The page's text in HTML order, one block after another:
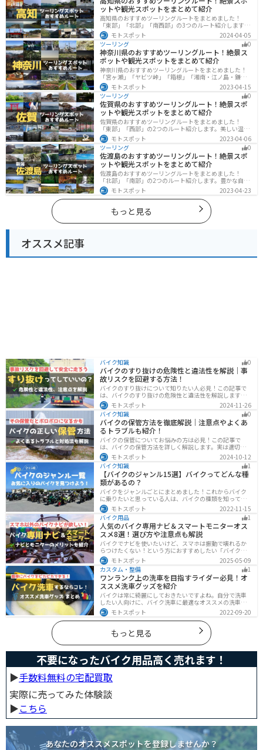
ットや観光スポットをまとめて紹介
高知県のおすすめツーリングルートをまとめました！
「東部」「北部」「南西部」の3つのルート紹介します。
山と海どちらも楽しめるスポットが多数あり、様々な楽
しみ方ができます。バイクで高知県にツーリングに行く
際は参考にしてください。
モトスポット
2024-04-05
ツーリング
0
神奈川県のおすすめツーリングルート！絶景ス
ポットや観光スポットをまとめて紹介
神奈川県のおすすめツーリングルートをまとめました！
「宮ヶ瀬」「ヤビツ峠」「箱根」「湘南・江ノ島・鎌
倉」「三浦」「みなとみらい」の6つのルート紹介しま
す。自然豊かなスポット、歴史ある観光名所、都市部で
楽しめるツーリングスポットまで多数あります。バイク
で神奈川県にツーリングに行く際は参考にしてくださ
い。
モトスポット
2023-04-15
ツーリング
0
佐賀県のおすすめツーリングルート！絶景スポ
ットや観光スポットをまとめて紹介
佐賀県のおすすめツーリングルートをまとめました！
「東部」「西部」の2つのルート紹介します。美しい温泉
地や古墳群、歴史ある城や神社仏閣など、バイクツーリ
ングに適したスポットが多数存在し、様々な楽しみ方が
できます。バイクで佐賀県にツーリングに行く際は参考
にしてください。
モトスポット
2023-04-06
ツーリング
0
佐渡島のおすすめツーリングルート！絶景スポ
ットや観光スポットをまとめて紹介
佐渡島のおすすめツーリングルートをまとめました！
「北部」「南部」の2つのルート紹介します。豊かな自然
と歴史的なスポット、トキなどの貴重な動物を見られる
スポットが多数あります。バイクで佐渡島にツーリング
に行く際は参考にしてください。
モトスポット 2023-04-23
もっと見る
オススメ記事
バイク知識 0
バイクのすり抜けの危険性と違法性を解説｜事
故リスクを回避する方法！
バイクのすり抜けについて知りたい人必見！この記事で
は、バイクのすり抜けの危険性と違法性を解説します。
実は、すり抜けによる事故のリスクは想像以上に高いで
す。記事を参考にすり抜けのリスクを理解し、安全運転
に努めましょう。
モトスポット
2024-11-26
バイク知識
0
バイクの保管方法を徹底解説｜注意点やよくあ
るトラブルも紹介！
バイクの保管についてお悩みの方は必見！この記事で
は、バイクの保管方法を詳しく解説します。実は適切に
保管しなければ、バイクの状態を悪化させる恐れがあり
ます。記事を参考にすれば、バイクを状態良く長持ちさ
せることが可能です。
モトスポット
2024-10-12
バイク知識
1
【バイクのジャンル15選】バイクってどんな種
類があるの？
バイクをジャンルごとにまとめました！これからバイク
に乗りたいと思っている人は、バイクの種類を知って気
になる1台を見つけましょう。特徴やメリットデメリット
なども記載しているので、デザインだけでなく性能から
もバイクを探せるようになると失敗しないバイク選びば
できるようになります。
モトスポット
2022-11-15
バイク用品
1
人気のバイク専用ナビ＆スマートモニターオス
スメ8選！選び方や注意点も解説
バイクでナビを使いたいけど、スマホは振動で壊れるか
らつけたくない！という方におすすめしたい「バイク専
用ナビ」と「スマートモニター」をまとめてご紹介しま
す。専用ナビなら耐久性もあり、オフラインでも使える
ので安心です。スマートモニターは、スマホと連動させ
てスマホの機能をそのまま利用できます。ドラレコや死
角警告、駐車場の振動検知など様々な便利機能も搭載さ
れています。
モトスポット
2025-05-09
カスタム・整備
1
ワンランク上の洗車を目指すライダー必見！オ
ススメ洗車グッズを紹介
バイクは常に綺麗にしておきたいですよね。自分で洗車
したい人向けに、バイク洗車に最適なオススメの洗車グ
ッズを紹介します。汚れを落とすシャンプーからツヤを
出すワックスまで全て紹介します。自分でバイク洗車を
しようと思っている方は参考にしてください。
モトスポット 2022-09-20
もっと見る
不要になったバイク用品高く売れます！
▶︎手数料無料の宅配買取
実際に売ってみた体験談
▶︎こちら
あなたのオススメスポットを登録しませんか？